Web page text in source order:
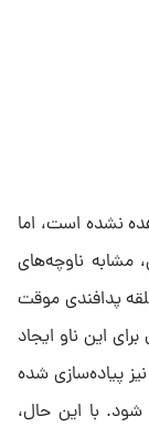
نشده است، اما
مشابه ناوچه‌های
پدافندی موقت
و دزفول برای این ناو ایجاد
پیاده‌سازی شده
شود. با این حال،